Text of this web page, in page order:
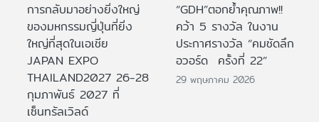
การกลับมาอย่างยิ่งใหญ่
ของมหกรรมญี่ปุ่นที่ยิ่ง
ใหญ่ที่สุดในเอเชีย
JAPAN EXPO
THAILAND2027 26-28
กุมภาพันธ์ 2027 ที่
เซ็นทรัลเวิลด์
“GDH”ตอกย้ำคุณภาพ!!
คว้า 5 รางวัล ในงาน
ประกาศรางวัล “คมชัดลึก
อวอร์ด ครั้งที่ 22”
29 พฤษภาคม 2026